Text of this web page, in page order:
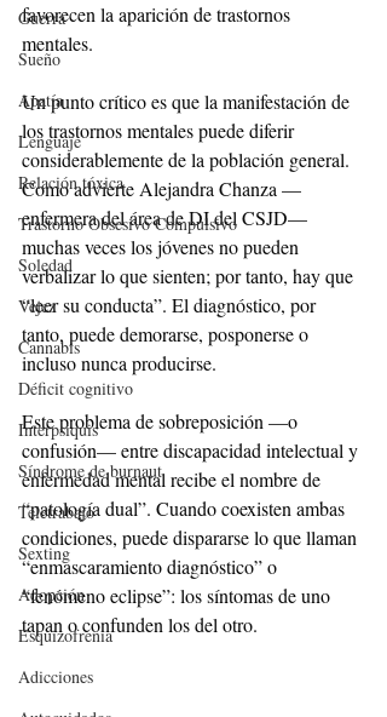
Guerra
Sueño
Apatía
Lenguaje
Relación tóxica
Trastorno Obsesivo Compulsivo
Soledad
Vejez
Cannabis
Déficit cognitivo
Interpsiquis
Síndrome de burnaut
Teletrabajo
Sexting
Adopción
Esquizofrenia
Adicciones
favorecen la aparición de trastornos
mentales.
Un punto crítico es que la manifestación de
los trastornos mentales puede diferir
considerablemente de la población general.
Como advierte Alejandra Chanza —
enfermera del área de DI del CSJD—
muchas veces los jóvenes no pueden
verbalizar lo que sienten; por tanto, hay que
“leer su conducta”. El diagnóstico, por
tanto, puede demorarse, posponerse o
incluso nunca producirse.
Este problema de sobreposición —o
confusión— entre discapacidad intelectual y
enfermedad mental recibe el nombre de
“patología dual”. Cuando coexisten ambas
condiciones, puede dispararse lo que llaman
“enmascaramiento diagnóstico” o
“fenómeno eclipse”: los síntomas de uno
tapan o confunden los del otro.